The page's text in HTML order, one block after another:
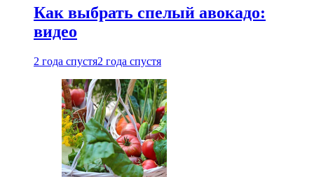
Как выбрать спелый авокадо:
видео
2 года спустя2 года спустя